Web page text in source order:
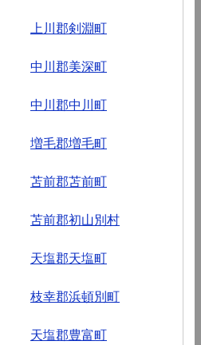
上川郡剣淵町
中川郡美深町
中川郡中川町
増毛郡増毛町
苫前郡苫前町
苫前郡初山別村
天塩郡天塩町
枝幸郡浜頓別町
天塩郡豊富町